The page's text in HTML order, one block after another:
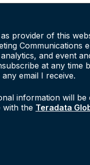
provider of this
Communications
and event
at any time
email I receive.
information will be
with the Teradata